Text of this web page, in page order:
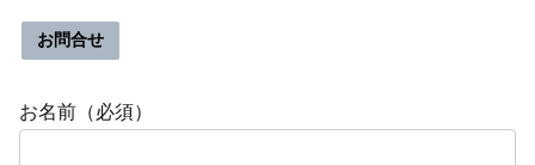
お問合せ
お名前（必須）